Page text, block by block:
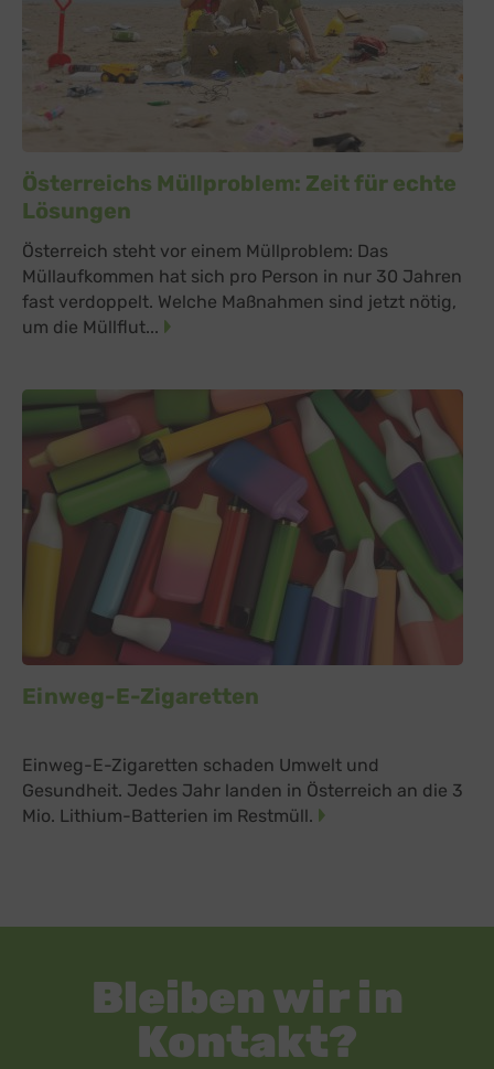
Österreichs Müllproblem: Zeit für echte
Lösungen
Österreich steht vor einem Müllproblem: Das
Müllaufkommen hat sich pro Person in nur 30 Jahren
fast verdoppelt. Welche Maßnahmen sind jetzt nötig,
um die Müllflut...
Einweg-E-Zigaretten
Einweg-E-Zigaretten schaden Umwelt und
Gesundheit. Jedes Jahr landen in Österreich an die 3
Mio. Lithium-Batterien im Restmüll.
Bleiben wir in
Kontakt?